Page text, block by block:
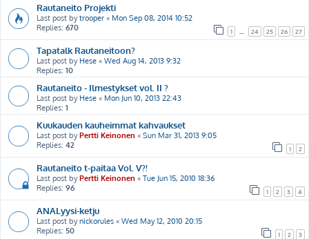
Rautaneito Projekti
Last post bytrooper « Mon Sep 08, 2014 10:52
Replies: 670 1 24 25 26 27
Tapatalk Rautaneitoon?
Last post by Hese « Wed Aug 14, 2013 9:32
Replies: 10
Rautaneito - Ilmestykset vol. II ?
Last post by Hese « Mon Jun 10, 2013 22:43
Replies: 1
Kuukauden kauheimmat kahvaukset
Last post byPertti Keinonen « Sun Mar 31, 2013 9:05
Replies: 42 1 2
Rautaneito t-paitaa Vol. V?!
Last post byPertti Keinonen « Tue Jun 15, 2010 18:36
Replies: 96 1 2 3 4
ANALyysi-ketju
Last post bynickorules « Wed May 12, 2010 20:15
Replies: 50 1 2 3